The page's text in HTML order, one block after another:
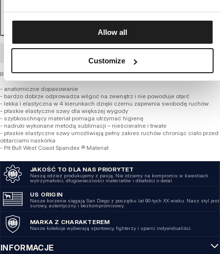
Allow all
Customize
Rashguard damski z kolekcji PIT BULL WEST COAST
- anatomiczne dopasowanie
- bardzo dobrze odprowadza wilgoć na zewnątrz i nie powoduje otarć
- lekka i elastyczna w 4 kierunkach dzięki czemu zapewnia swobodę ruchów
- płaskie elastyczne szwy dla większej wygody
- szybkoschnący materiał pomaga utrzymać higienę
- nadruki wykonane metodą sublimacji – nieścieralne i trwałe
- płaskie elastyczne szwy umożliwiają pełny zakres ruchów chroniąc ciało przed
obtarciami naskórka
- Pit Bull West Coast Spandex ® Materiał
JAKOŚĆ TO DLA NAS PRIORYTET
Naszą odzież produkujemy z pasją. Nie idziemy na kompromis w kwestiach
wytrzymałości, długowieczności materiałów i dbałości o detal.
US ORIGIN
Nasze korzenie sięgają San Diego z początku lat 90-tych XX wieku. Nasz styl jest
surowy, autentyczny i bezkompromisowy.
MARKA Z CHARAKTEREM
Nasze kolekcje wybierają sportowcy, fighterzy i uparci indywidualiści.
INFORMACJE